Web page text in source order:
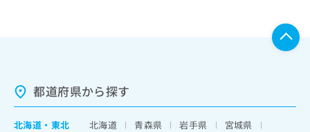
都道府県から探す
北海道 ・ 東北 北海道 青森県 岩手県
宮城県